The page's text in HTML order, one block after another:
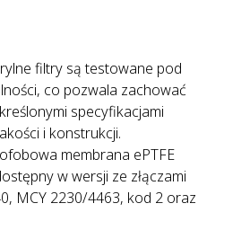
filtry są testowane pod
co pozwala zachować
specyfikacjami
i konstrukcji.
membrana ePTFE
w wersji ze złączami
MCY 2230/4463, kod 2 oraz